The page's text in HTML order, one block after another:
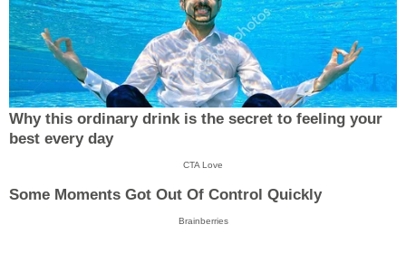
Why this ordinary drink is the secret to feeling your
best every day
CTA Love
Some Moments Got Out Of Control Quickly
Brainberries